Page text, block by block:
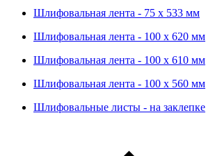
Шлифовальная лента - 75 х 533 мм
Шлифовальная лента - 100 х 620 мм
Шлифовальная лента - 100 х 610 мм
Шлифовальная лента - 100 х 560 мм
Шлифовальные листы - на заклепке